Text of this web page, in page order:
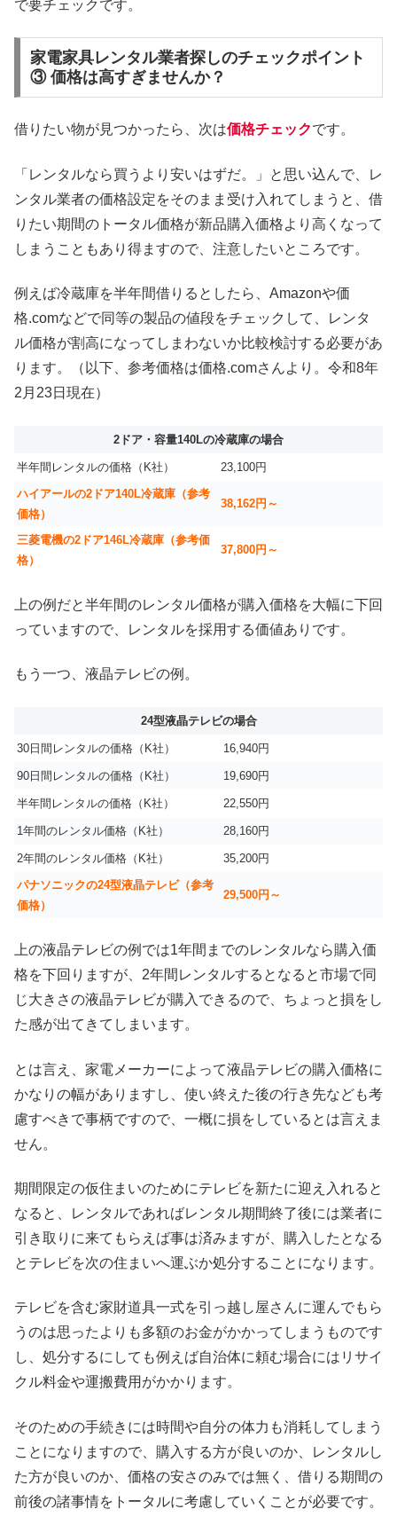
で要チェックです。
家電家具レンタル業者探しのチェックポイント
③ 価格は高すぎませんか？
借りたい物が見つかったら、次は価格チェックです。
「レンタルなら買うより安いはずだ。」と思い込んで、レ
ンタル業者の価格設定をそのまま受け入れてしまうと、借
りたい期間のトータル価格が新品購入価格より高くなって
しまうこともあり得ますので、注意したいところです。
例えば冷蔵庫を半年間借りるとしたら、Amazonや価
格.comなどで同等の製品の値段をチェックして、レンタ
ル価格が割高になってしまわないか比較検討する必要があ
ります。（以下、参考価格は価格.comさんより。令和8年
2月23日現在）
2ドア・容量140Lの冷蔵庫の場合
半年間レンタルの価格（K社）
23,100円
ハイアールの2ドア140L冷蔵庫（参考
価格）
38,162円～
三菱電機の2ドア146L冷蔵庫（参考価
格）
37,800円～
上の例だと半年間のレンタル価格が購入価格を大幅に下回
っていますので、レンタルを採用する価値ありです。
もう一つ、液晶テレビの例。
24型液晶テレビの場合
30日間レンタルの価格（K社） 16,940円
90日間レンタルの価格（K社） 19,690円
半年間レンタルの価格（K社） 22,550円
1年間のレンタル価格（K社） 28,160円
2年間のレンタル価格（K社）
35,200円
パナソニックの24型液晶テレビ（参考
価格）
29,500円～
上の液晶テレビの例では1年間までのレンタルなら購入価
格を下回りますが、2年間レンタルするとなると市場で同
じ大きさの液晶テレビが購入できるので、ちょっと損をし
た感が出てきてしまいます。
とは言え、家電メーカーによって液晶テレビの購入価格に
かなりの幅がありますし、使い終えた後の行き先なども考
慮すべきで事柄ですので、一概に損をしているとは言えま
せん。
期間限定の仮住まいのためにテレビを新たに迎え入れると
なると、レンタルであればレンタル期間終了後には業者に
引き取りに来てもらえば事は済みますが、購入したとなる
とテレビを次の住まいへ運ぶか処分することになります。
テレビを含む家財道具一式を引っ越し屋さんに運んでもら
うのは思ったよりも多額のお金がかかってしまうものです
し、処分するにしても例えば自治体に頼む場合にはリサイ
クル料金や運搬費用がかかります。
そのための手続きには時間や自分の体力も消耗してしまう
ことになりますので、購入する方が良いのか、レンタルし
た方が良いのか、価格の安さのみでは無く、借りる期間の
前後の諸事情をトータルに考慮していくことが必要です。